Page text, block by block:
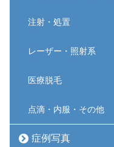
注射・処置
レーザー・照射系
医療脱毛
点滴・内服・その他
症例写真